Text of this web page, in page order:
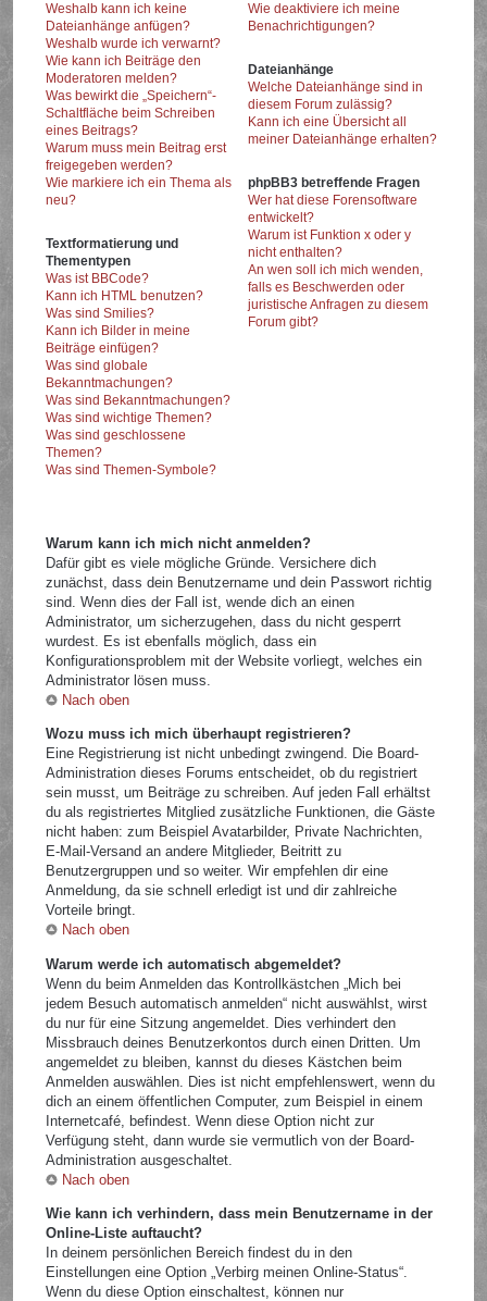
Weshalb kann ich keine
Dateianhänge anfügen?
Weshalb wurde ich verwarnt?
Wie kann ich Beiträge den
Moderatoren melden?
Was bewirkt die „Speichern“-
Schaltfläche beim Schreiben
eines Beitrags?
Warum muss mein Beitrag erst
freigegeben werden?
Wie markiere ich ein Thema als
neu?
Textformatierung und
Thementypen
Was ist BBCode?
Kann ich HTML benutzen?
Was sind Smilies?
Kann ich Bilder in meine
Beiträge einfügen?
Was sind globale
Bekanntmachungen?
Was sind Bekanntmachungen?
Was sind wichtige Themen?
Was sind geschlossene
Themen?
Was sind Themen-Symbole?
Wie deaktiviere ich meine
Benachrichtigungen?
Dateianhänge
Welche Dateianhänge sind in
diesem Forum zulässig?
Kann ich eine Übersicht all
meiner Dateianhänge erhalten?
phpBB3 betreffende Fragen
Wer hat diese Forensoftware
entwickelt?
Warum ist Funktion x oder y
nicht enthalten?
An wen soll ich mich wenden,
falls es Beschwerden oder
juristische Anfragen zu diesem
Forum gibt?
Warum kann ich mich nicht anmelden?
Dafür gibt es viele mögliche Gründe. Versichere dich
zunächst, dass dein Benutzername und dein Passwort richtig
sind. Wenn dies der Fall ist, wende dich an einen
Administrator, um sicherzugehen, dass du nicht gesperrt
wurdest. Es ist ebenfalls möglich, dass ein
Konfigurationsproblem mit der Website vorliegt, welches ein
Administrator lösen muss.
Nach oben
Wozu muss ich mich überhaupt registrieren?
Eine Registrierung ist nicht unbedingt zwingend. Die Board-
Administration dieses Forums entscheidet, ob du registriert
sein musst, um Beiträge zu schreiben. Auf jeden Fall erhältst
du als registriertes Mitglied zusätzliche Funktionen, die Gäste
nicht haben: zum Beispiel Avatarbilder, Private Nachrichten,
E-Mail-Versand an andere Mitglieder, Beitritt zu
Benutzergruppen und so weiter. Wir empfehlen dir eine
Anmeldung, da sie schnell erledigt ist und dir zahlreiche
Vorteile bringt.
Nach oben
Warum werde ich automatisch abgemeldet?
Wenn du beim Anmelden das Kontrollkästchen „Mich bei
jedem Besuch automatisch anmelden“ nicht auswählst, wirst
du nur für eine Sitzung angemeldet. Dies verhindert den
Missbrauch deines Benutzerkontos durch einen Dritten. Um
angemeldet zu bleiben, kannst du dieses Kästchen beim
Anmelden auswählen. Dies ist nicht empfehlenswert, wenn du
dich an einem öffentlichen Computer, zum Beispiel in einem
Internetcafé, befindest. Wenn diese Option nicht zur
Verfügung steht, dann wurde sie vermutlich von der Board-
Administration ausgeschaltet.
Nach oben
Wie kann ich verhindern, dass mein Benutzername in der
Online-Liste auftaucht?
In deinem persönlichen Bereich findest du in den
Einstellungen eine Option „Verbirg meinen Online-Status“.
Wenn du diese Option einschaltest, können nur